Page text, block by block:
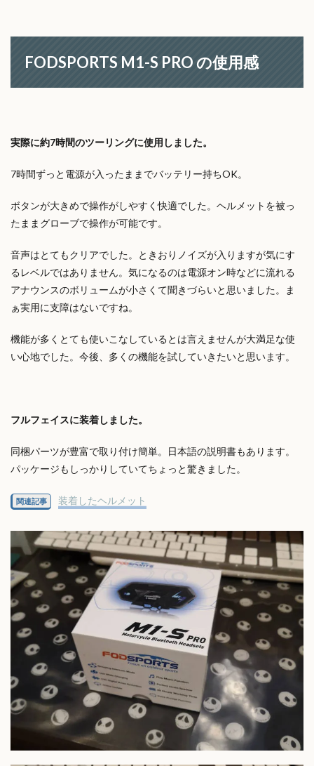
FODSPORTS M1-S PRO の使用感
実際に約7時間のツーリングに使用しました。
7時間ずっと電源が入ったままでバッテリー持ちOK。
ボタンが大きめで操作がしやすく快適でした。ヘルメットを被っ
たままグローブで操作が可能です。
音声はとてもクリアでした。ときおりノイズが入りますが気にす
るレベルではありません。気になるのは電源オン時などに流れる
アナウンスのボリュームが小さくて聞きづらいと思いました。ま
ぁ実用に支障はないですね。
機能が多くとても使いこなしているとは言えませんが大満足な使
い心地でした。今後、多くの機能を試していきたいと思います。
フルフェイスに装着しました。
同梱パーツが豊富で取り付け簡単。日本語の説明書もあります。
パッケージもしっかりしていてちょっと驚きました。
関連記事 装着したヘルメット